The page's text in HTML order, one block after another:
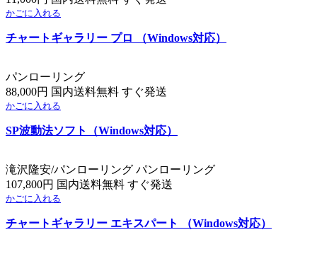
かごに入れる
チャートギャラリー プロ （Windows対応）
パンローリング
88,000円 国内送料無料 すぐ発送
かごに入れる
SP波動法ソフト（Windows対応）
滝沢隆安/パンローリング パンローリング
107,800円 国内送料無料 すぐ発送
かごに入れる
チャートギャラリー エキスパート （Windows対応）